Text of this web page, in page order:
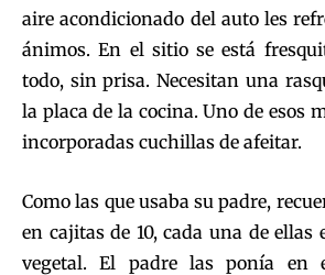
aire acondicionado del auto les
ánimos. En el sitio se está
todo, sin prisa. Necesitan una
la placa de la cocina. Uno de esos
incorporadas cuchillas de afeitar.
Como las que usaba su padre,
en cajitas de 10, cada una de ellas
vegetal. El padre las ponía en